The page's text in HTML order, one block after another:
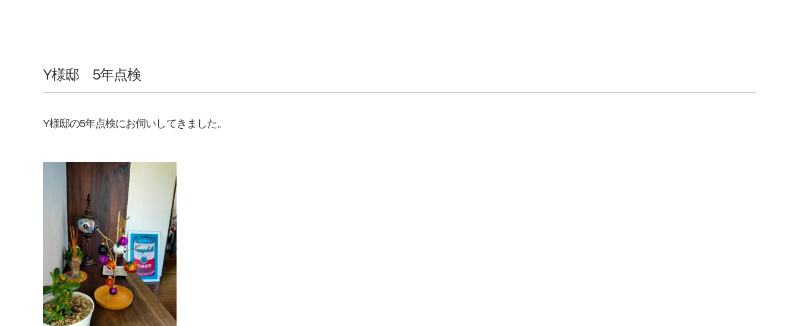
Y様邸 5年点検
Y様邸の5年点検にお伺いしてきました。